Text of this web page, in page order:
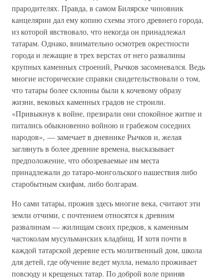
прародителях. Правда, в самом Билярске чиновник
канцелярии дал ему копию схемы этого древнего города,
из которой явствовало, что некогда он принадлежал
татарам. Однако, внимательно осмотрев окрестности
города и лежащие в трех верстах от него развалины
крупных каменных строений, Рычков засомневался. Ведь
многие исторические справки свидетельствовали о том,
что татары более склонны были к кочевому образу
жизни, вековых каменных градов не строили.
«Привыкнув к войне, презирали они спокойное житие и
питались обыкновенно войною и грабежом соседних
народов», — замечает в дневнике Рычков и, желая
заглянуть в более древние времена, высказывает
предположение, что обозреваемые им места
принадлежали до татаро-монгольского нашествия либо
старобытным скифам, либо болгарам.
Но сами татары, прожив здесь многие века, считают эти
земли отчими, с почтением относятся к древним
развалинам — жилищам своих предков, к каменным
частоколам мусульманских кладбищ. И хотя почти в
каждой татарской деревне есть молитвенный дом, школа
для детей, где обучение ведет мулла, немало проживает
повсюду и крещеных татар. По доброй воле приняв